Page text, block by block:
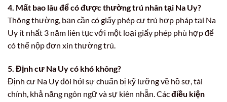
4. Mất bao lâu để có được thường trú nhân tại Na Uy?
Thông thường, bạn cần có giấy phép cư trú hợp pháp tại Na
Uy ít nhất 3 năm liên tục với một loại giấy phép phù hợp để
có thể nộp đơn xin thường trú.
5. Định cư Na Uy có khó không?
Định cư Na Uy đòi hỏi sự chuẩn bị kỹ lưỡng về hồ sơ, tài
chính, khả năng ngôn ngữ và sự kiên nhẫn. Cácđiều kiện